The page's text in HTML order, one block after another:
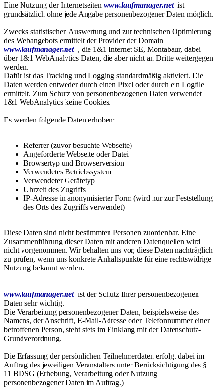
Eine Nutzung der Internetseiten www.laufmanager.netist
grundsätzlich ohne jede Angabe personenbezogener Daten möglich.
Zwecks statistischen Auswertung und zur technischen Optimierung
des Webangebots ermittelt der Provider der Domain
www.laufmanager.net, die 1&1 Internet SE, Montabaur, dabei
über 1&1 WebAnalytics Daten, die aber nicht an Dritte weitergegen
werden.
Dafür ist das Tracking und Logging standardmäßig aktiviert. Die
Daten werden entweder durch einen Pixel oder durch ein Logfile
ermittelt. Zum Schutz von personenbezogenen Daten verwendet
1&1 WebAnalytics keine Cookies.
Es werden folgende Daten erhoben:
Referrer (zuvor besuchte Webseite)
Angeforderte Webseite oder Datei
Browsertyp und Browserversion
Verwendetes Betriebssystem
Verwendeter Gerätetyp
Uhrzeit des Zugriffs
IP-Adresse in anonymisierter Form (wird nur zur Feststellung
des Orts des Zugriffs verwendet)
Diese Daten sind nicht bestimmten Personen zuordenbar. Eine
Zusammenführung dieser Daten mit anderen Datenquellen wird
nicht vorgenommen. Wir behalten uns vor, diese Daten nachträglich
zu prüfen, wenn uns konkrete Anhaltspunkte für eine rechtswidrige
Nutzung bekannt werden.
www.laufmanager.netist der Schutz Ihrer personenbezogenen
Daten sehr wichtig.
Die Verarbeitung personenbezogener Daten, beispielsweise des
Namens, der Anschrift, E-Mail-Adresse oder Telefonnummer einer
betroffenen Person, steht stets im Einklang mit der Datenschutz-
Grundverordnung.
Die Erfassung der persönlichen Teilnehmerdaten erfolgt dabei im
Auftrag des jeweiligen Veranstalters unter Berücksichtigung des §
11 BDSG (Erhebung, Verarbeitung oder Nutzung
personenbezogener Daten im Auftrag.)